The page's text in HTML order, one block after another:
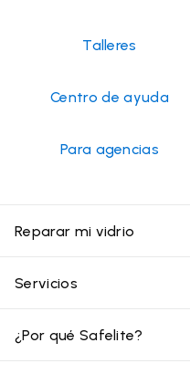
Talleres
Centro de ayuda
Para agencias
Reparar mi vidrio
Mi cita
Servicios
Ubicaciones convenientes
¿Por qué Safelite?